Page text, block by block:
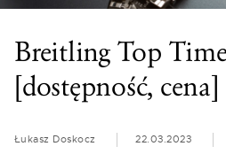
Breitling Top
[dostępność, cena]
Łukasz Doskocz 22.03.2023